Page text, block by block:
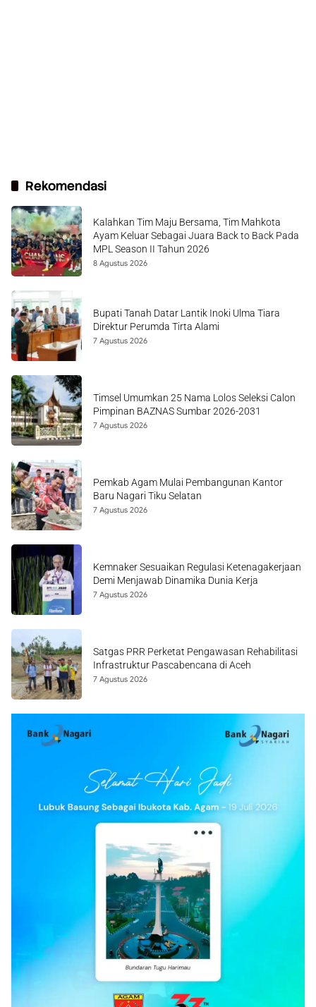
Rekomendasi
Kalahkan Tim Maju Bersama, Tim Mahkota
Ayam Keluar Sebagai Juara Back to Back Pada
MPL Season II Tahun 2026
8 Agustus 2026
Bupati Tanah Datar Lantik Inoki Ulma Tiara
Direktur Perumda Tirta Alami
7 Agustus 2026
Timsel Umumkan 25 Nama Lolos Seleksi Calon
Pimpinan BAZNAS Sumbar 2026-2031
7 Agustus 2026
Pemkab Agam Mulai Pembangunan Kantor
Baru Nagari Tiku Selatan
7 Agustus 2026
Kemnaker Sesuaikan Regulasi Ketenagakerjaan
Demi Menjawab Dinamika Dunia Kerja
7 Agustus 2026
Satgas PRR Perketat Pengawasan Rehabilitasi
Infrastruktur Pascabencana di Aceh
7 Agustus 2026